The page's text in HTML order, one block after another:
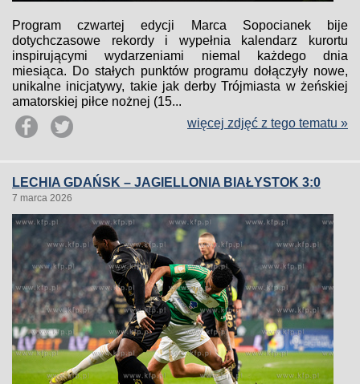
Program czwartej edycji Marca Sopocianek bije
dotychczasowe rekordy i wypełnia kalendarz kurortu
inspirującymi wydarzeniami niemal każdego dnia
miesiąca. Do stałych punktów programu dołączyły nowe,
unikalne inicjatywy, takie jak derby Trójmiasta w żeńskiej
amatorskiej piłce nożnej (15...
więcej zdjęć z tego tematu »
LECHIA GDAŃSK – JAGIELLONIA BIAŁYSTOK 3:0
7 marca 2026